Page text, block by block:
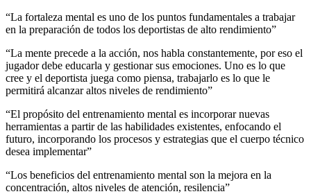
“La fortaleza mental es uno de los puntos fundamentales a trabajar
en la preparación de todos los deportistas de alto rendimiento”
“La mente precede a la acción, nos habla constantemente, por eso el
jugador debe educarla y gestionar sus emociones. Uno es lo que
cree y el deportista juega como piensa, trabajarlo es lo que le
permitirá alcanzar altos niveles de rendimiento”
“El propósito del entrenamiento mental es incorporar nuevas
herramientas a partir de las habilidades existentes, enfocando el
futuro, incorporando los procesos y estrategias que el cuerpo técnico
desea implementar”
“Los beneficios del entrenamiento mental son la mejora en la
concentración, altos niveles de atención, resilencia”